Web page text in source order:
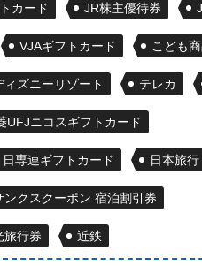
カード JR株主優待券
VJAギフトカード こども
ィズニーリゾート テレカ
UFJニコスギフトカード
日専連ギフトカード 日本旅行
ンクスクーポン 宿泊割引券
旅行券 近鉄